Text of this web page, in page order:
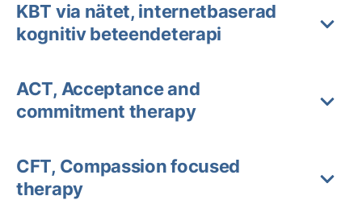
KBT via nätet, internetbaserad
kognitiv beteendeterapi
ACT, Acceptance and
commitment therapy
CFT, Compassion focused
therapy